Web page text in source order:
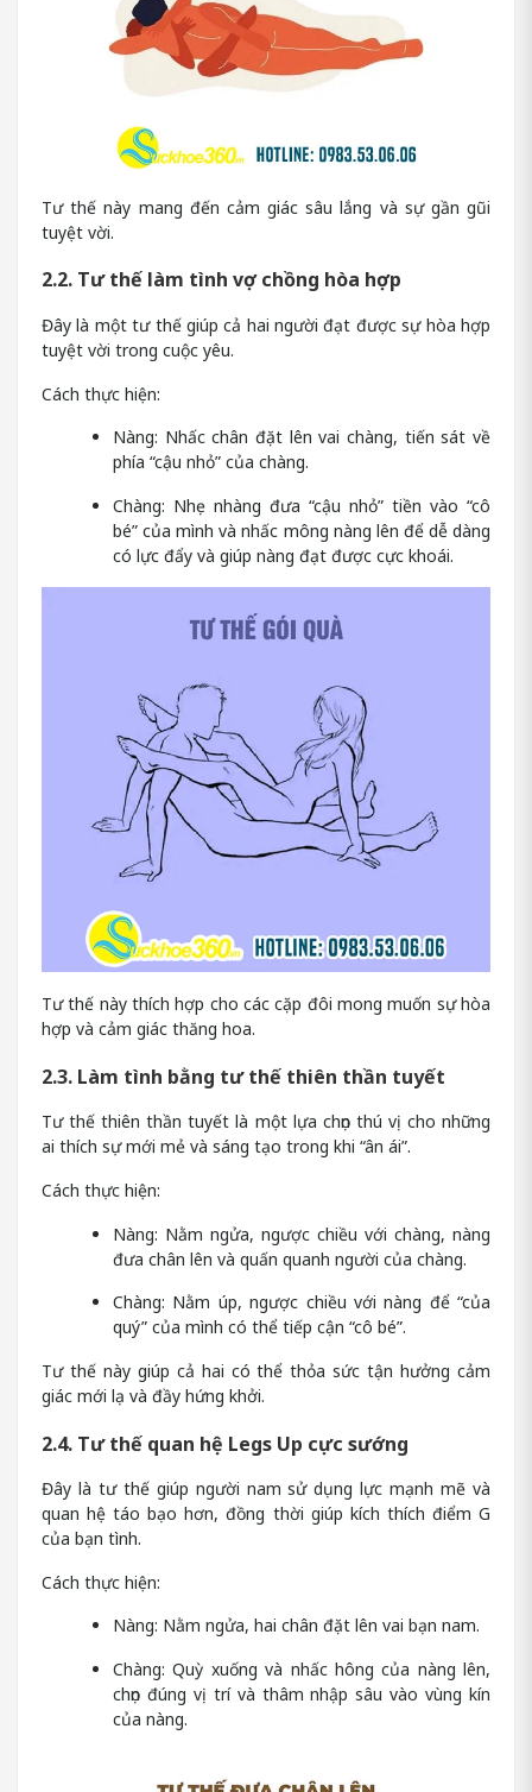
Tư thế này mang đến cảm giác sâu lắng và sự gần gũi
tuyệt vời.
2.2. Tư thế làm tình vợ chồng hòa hợp
Đây là một tư thế giúp cả hai người đạt được sự hòa hợp
tuyệt vời trong cuộc yêu.
Cách thực hiện:
Nàng: Nhấc chân đặt lên vai chàng, tiến sát về
phía “cậu nhỏ” của chàng.
Chàng: Nhẹ nhàng đưa “cậu nhỏ” tiền vào “cô
bé” của mình và nhấc mông nàng lên để dễ dàng
có lực đẩy và giúp nàng đạt được cực khoái.
Tư thế này thích hợp cho các cặp đôi mong muốn sự hòa
hợp và cảm giác thăng hoa.
2.3. Làm tình bằng tư thế thiên thần tuyết
Tư thế thiên thần tuyết là một lựa chọn thú vị cho những
ai thích sự mới mẻ và sáng tạo trong khi “ân ái”.
Cách thực hiện:
Nàng: Nằm ngửa, ngược chiều với chàng, nàng
đưa chân lên và quấn quanh người của chàng.
Chàng: Nằm úp, ngược chiều với nàng để “của
quý” của mình có thể tiếp cận “cô bé”.
Tư thế này giúp cả hai có thể thỏa sức tận hưởng cảm
giác mới lạ và đầy hứng khởi.
2.4. Tư thế quan hệ Legs Up cực sướng
Đây là tư thế giúp người nam sử dụng lực mạnh mẽ và
quan hệ táo bạo hơn, đồng thời giúp kích thích điểm G
của bạn tình.
Cách thực hiện:
Nàng: Nằm ngửa, hai chân đặt lên vai bạn nam.
Chàng: Quỳ xuống và nhấc hông của nàng lên,
chọn đúng vị trí và thâm nhập sâu vào vùng kín
của nàng.